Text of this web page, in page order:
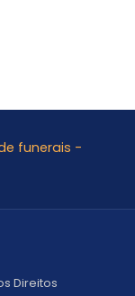
funerais -
Direitos